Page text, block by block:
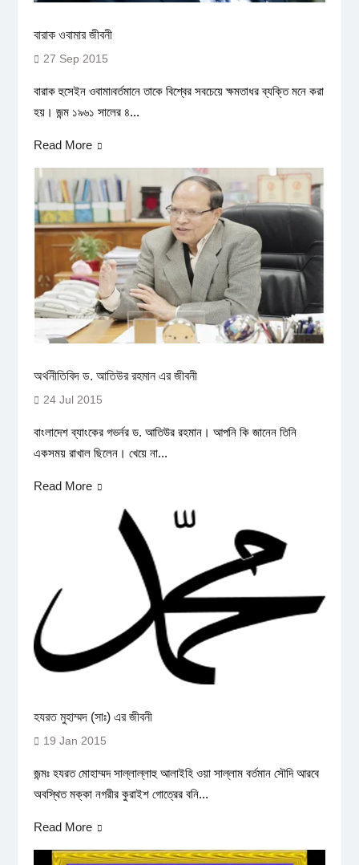
বারাক ওবামার জীবনী
27 Sep 2015
বারাক হুসেইন ওবামা৷বর্তমানে তাকে বিশ্বের সবচেয়ে ক্ষমতাধর ব্যক্তি মনে করা
হয়। জন্ম ১৯৬১ সালের ৪...
Read More
অর্থনীতিবিদ ড. আতিউর রহমান এর জীবনী
24 Jul 2015
বাংলাদেশ ব্যাংকের গভর্নর ড. আতিউর রহমান। আপনি কি জানেন তিনি
একসময় রাখাল ছিলেন। খেয়ে না...
Read More
হযরত মুহাম্মদ (সাঃ) এর জীবনী
19 Jan 2015
জন্মঃ হযরত মোহাম্মদ সাল্লাল্লাহু আলাইহি ওয়া সাল্লাম বর্তমান সৌদি আরবে
অবস্থিত মক্কা নগরীর কুরাইশ গোত্রের বনি...
Read More